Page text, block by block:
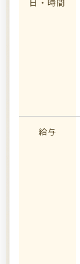
日・時間
給与